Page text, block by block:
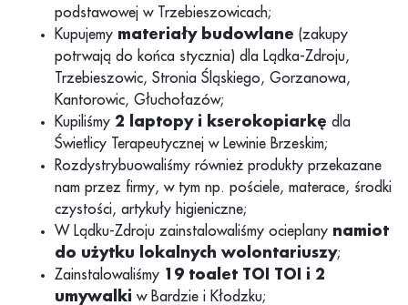
podstawowej w Trzebieszowicach;
Kupujemy materiały budowlane (zakupy
potrwają do końca stycznia) dla Lądka-Zdroju,
Trzebieszowic, Stronia Śląskiego, Gorzanowa,
Kantorowic, Głuchołazów;
Kupiliśmy 2 laptopy i kserokopiarkę dla
Świetlicy Terapeutycznej w Lewinie Brzeskim;
Rozdystrybuowaliśmy również produkty przekazane
nam przez firmy, w tym np. pościele, materace, środki
czystości, artykuły higieniczne;
W Lądku-Zdroju zainstalowaliśmy ocieplany namiot
do użytku lokalnych wolontariuszy;
Zainstalowaliśmy 19 toalet TOI TOI i 2
umywalki w Bardzie i Kłodzku;